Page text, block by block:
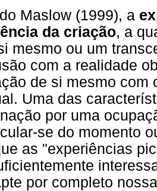
Maslow (1999), a
da criação, a
mesmo ou um
com a realidade
de si mesmo com
Uma das
por uma
se do momento
as "experiências
por completo